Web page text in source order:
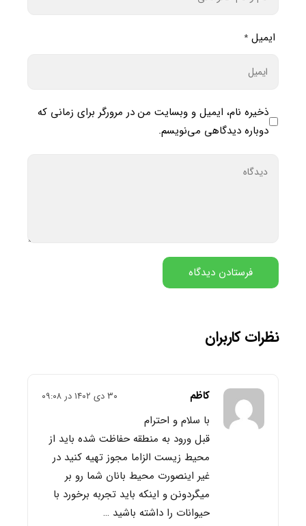
ایمیل *
ذخیره نام، ایمیل و وبسایت من در مرورگر برای زمانی که
دوباره دیدگاهی می‌نویسم.
نظرات کاربران
کاظم ۳۰ دی ۱۴۰۲ در ۰۹:۰۸
با سلام و احترام
قبل ورود به منطقه حفاظت شده باید از
محیط زیست الزاما مجوز تهیه کنید در
غیر اینصورت محیط بانان شما رو بر
میگردونن و اینکه باید تجربه برخورد با
حیوانات را داشته باشید …